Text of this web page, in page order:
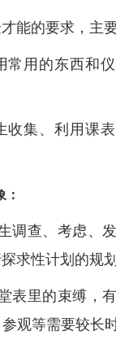
能的要求，主要
常用的东西和
收集、利用课
：
调查、考虑、
求性计划的规划
表里的束缚，
观等需要较长